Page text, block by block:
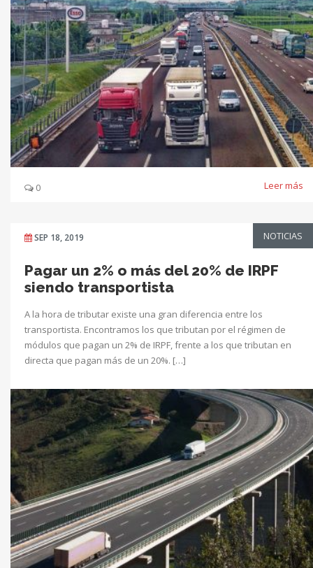
0 Leer más
SEP 18, 2019 NOTICIAS
Pagar un 2% o más del 20% de IRPF
siendo transportista
A la hora de tributar existe una gran diferencia entre los
transportista. Encontramos los que tributan por el régimen de
módulos que pagan un 2% de IRPF, frente a los que tributan en
directa que pagan más de un 20%. […]